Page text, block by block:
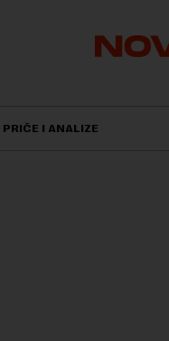
PRIČE I ANALIZE